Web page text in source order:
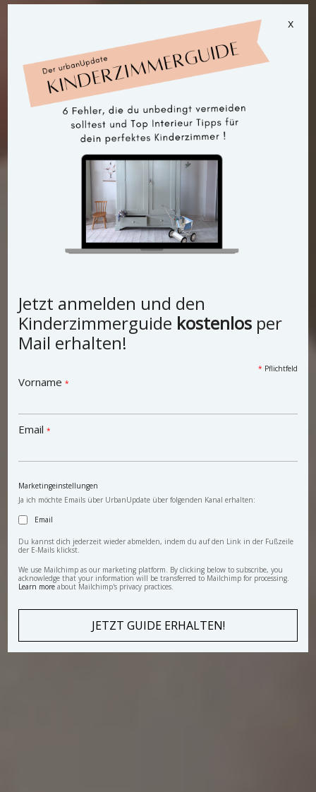
x
Jetzt anmelden und den
Kinderzimmerguide kostenlos per
Mail erhalten!
* Pflichtfeld
Vorname*
Email*
Marketingeinstellungen
Ja ich möchte Emails über UrbanUpdate über folgenden Kanal erhalten:
Email
Du kannst dich jederzeit wieder abmelden, indem du auf den Link in der Fußzeile
der E-Mails klickst.
We use Mailchimp as our marketing platform. By clicking below to subscribe, you
acknowledge that your information will be transferred to Mailchimp for processing.
Learn more about Mailchimp's privacy practices.